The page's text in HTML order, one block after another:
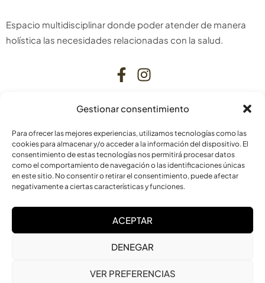
Gestionar consentimiento
Para ofrecer las mejores experiencias, utilizamos tecnologías como las
cookies para almacenar y/o acceder a la información del dispositivo. El
consentimiento de estas tecnologías nos permitirá procesar datos
como el comportamiento de navegación o las identificaciones únicas
en este sitio. No consentir o retirar el consentimiento, puede afectar
negativamente a ciertas características y funciones.
ACEPTAR
DENEGAR
VER PREFERENCIAS
Espacio multidisciplinar donde poder atender de manera
holística las necesidades relacionadas con la salud.
C. Bardenas Reales, 11, bajo
31006 Pamplona
Navarra